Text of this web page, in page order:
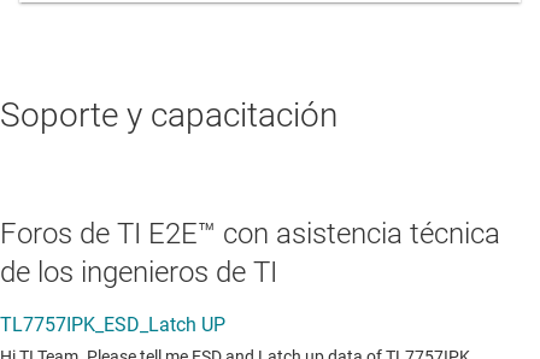
Soporte y capacitación
Foros de TI E2E™ con asistencia técnica
de los ingenieros de TI